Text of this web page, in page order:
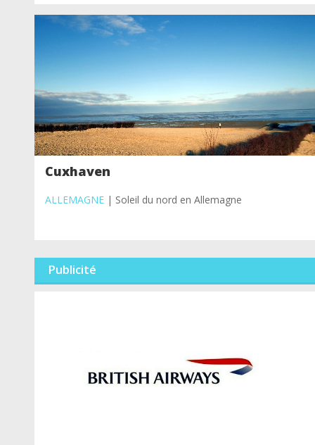
Cuxhaven
ALLEMAGNE| Soleil du nord en Allemagne
Publicité